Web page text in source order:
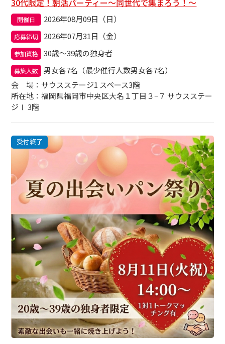
30代限定！朝活パーティー～同世代で集まろう！～
開催日 2026年08月09日（日）
応募締切 2026年07月31日（金）
参加資格 30歳〜39歳の独身者
募集人数
男女各7名（最少催行人数男女各7名）
会場：サウスステージ1 スペース3階
所在地：福岡県福岡市中央区大名１丁目３−７ サウスステー
ジⅠ 3階
受付終了